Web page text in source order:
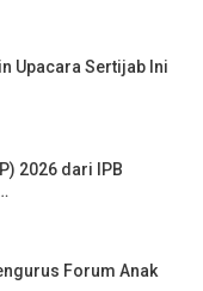
Upacara Sertijab Ini
2026 dari IPB
Forum Anak